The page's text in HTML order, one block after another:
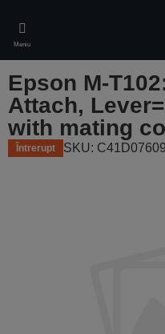
main
content
Meniu
Epson M-
Attach,
with mating
Întrerupt SKU: